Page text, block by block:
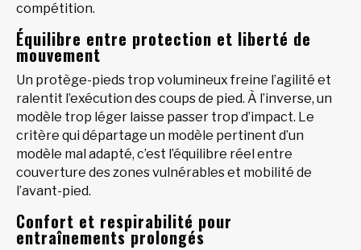
compétition.
Équilibre entre protection et liberté de
mouvement
Un protège-pieds trop volumineux freine l’agilité et
ralentit l’exécution des coups de pied. À l’inverse, un
modèle trop léger laisse passer trop d’impact. Le
critère qui départage un modèle pertinent d’un
modèle mal adapté, c’est l’équilibre réel entre
couverture des zones vulnérables et mobilité de
l’avant-pied.
Confort et respirabilité pour
entraînements prolongés